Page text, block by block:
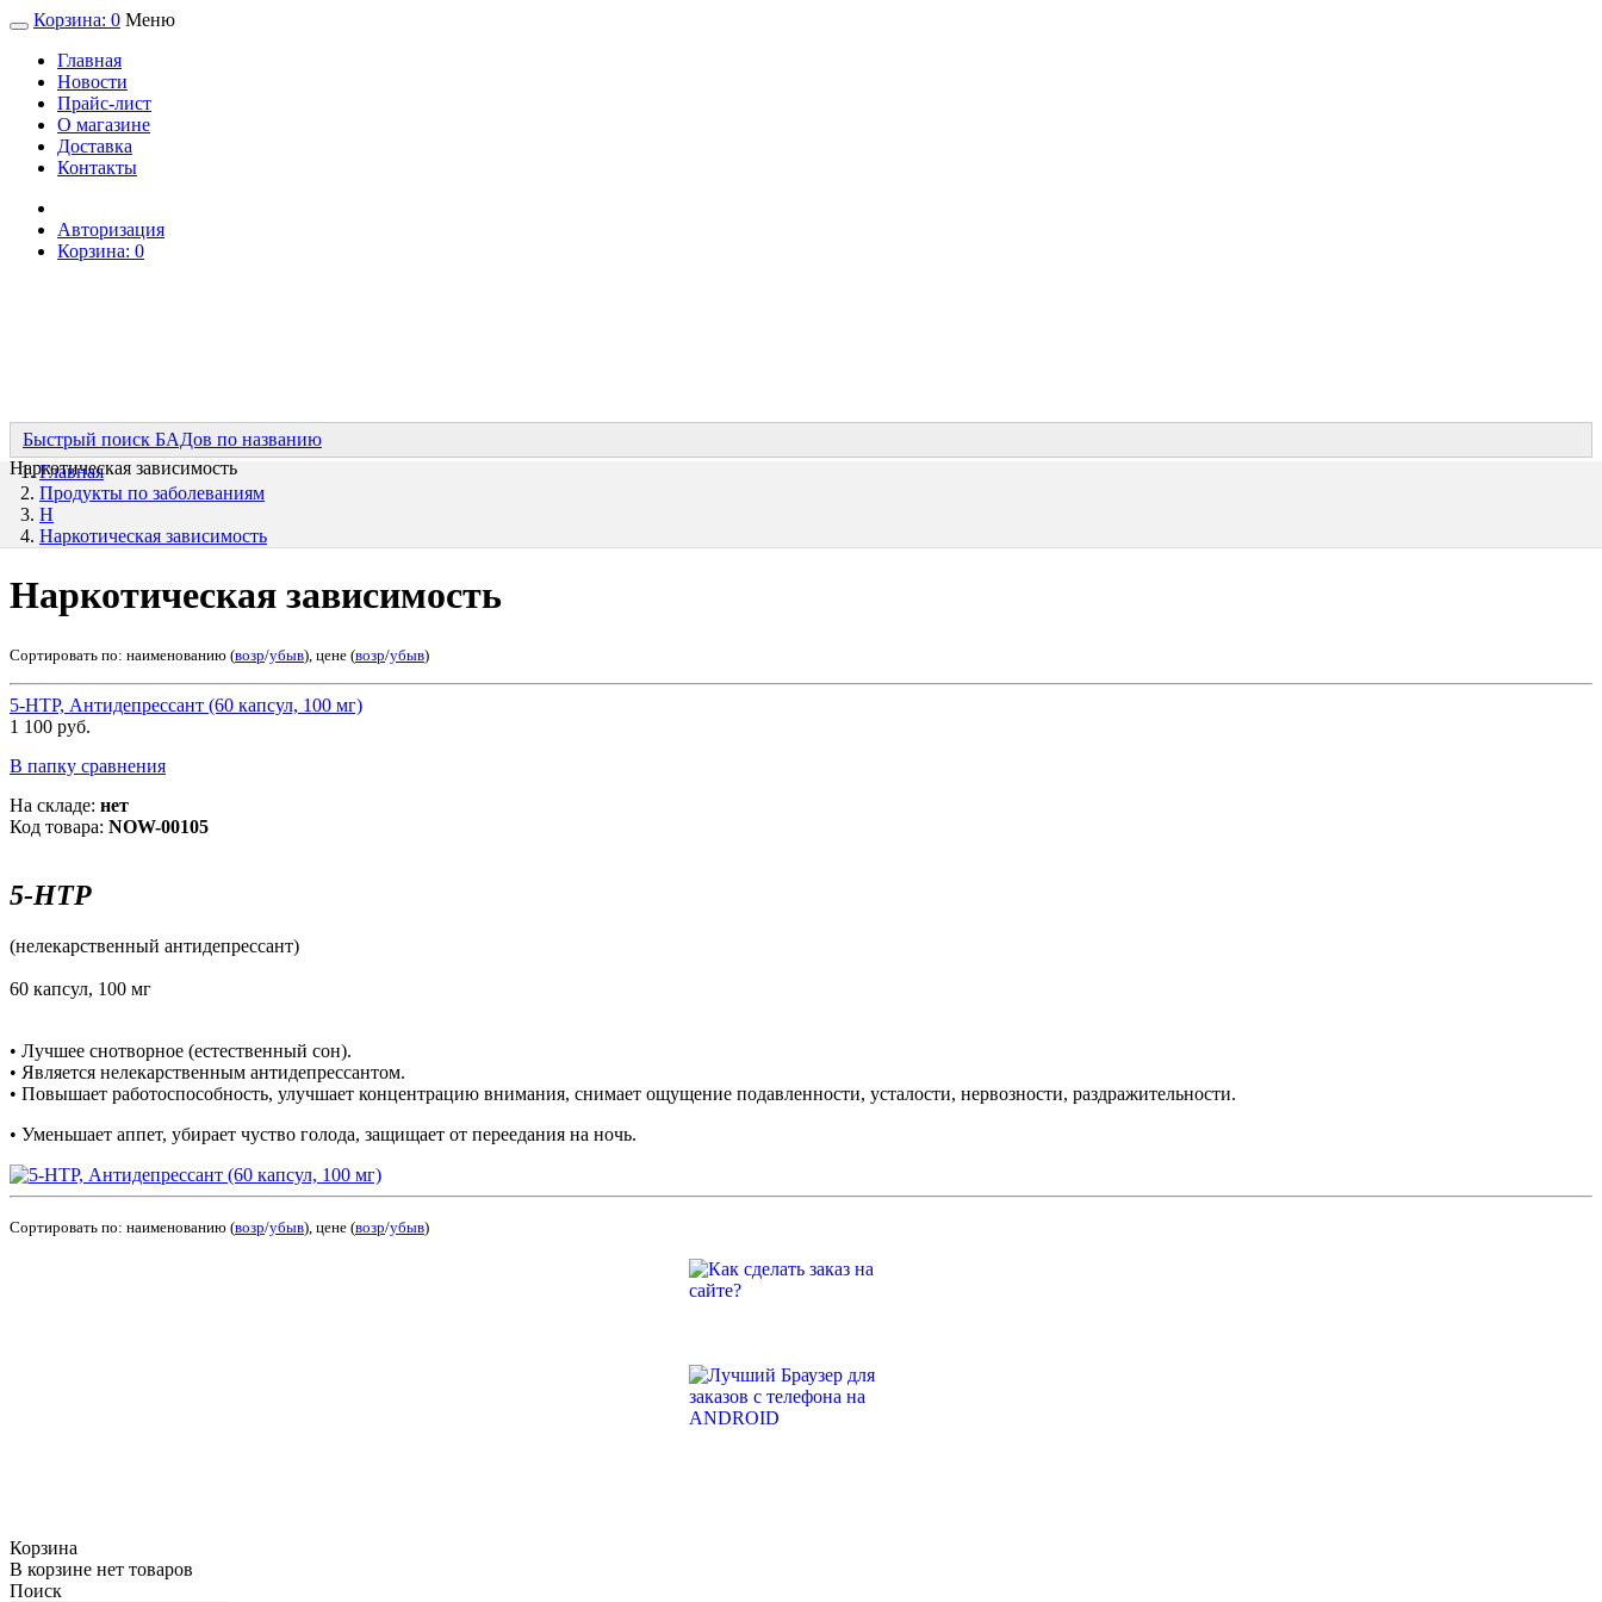
Корзина: 0 Меню
Главная
Новости
Прайс-лист
О магазине
Доставка
Контакты
Авторизация
Корзина: 0
Быстрый поиск БАДов по названию
Наркотическая зависимость
Главная
Продукты по заболеваниям
Н
Наркотическая зависимость
Наркотическая зависимость
Сортировать по: наименованию (возр/убыв), цене (возр/убыв)
5-НТР, Антидепрессант (60 капсул, 100 мг)
1 100 руб.
В папку сравнения
На складе: нет
Код товара: NOW-00105
5-НТР
(нелекарственный антидепрессант)
60 капсул, 100 мг
• Лучшее снотворное (естественный сон).
• Является нелекарственным антидепрессантом.
• Повышает работоспособность, улучшает концентрацию внимания, снимает ощущение подавленности, усталости, нервозности, раздражительности.
• Уменьшает аппет, убирает чуство голода, защищает от переедания на ночь.
Сортировать по: наименованию (возр/убыв), цене (возр/убыв)
Корзина
В корзине нет товаров
Поиск